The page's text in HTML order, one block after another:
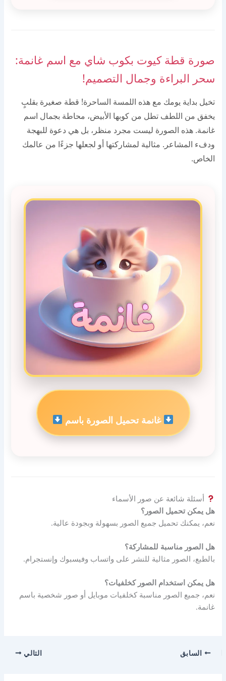
صورة قطة كيوت بكوب شاي مع اسم غانمة:
سحر البراءة وجمال التصميم!
تخيل بداية يومك مع هذه اللمسة الساحرة! قطة صغيرة بقلبٍ
يخفق من اللطف تطل من كوبها الأبيض، محاطة بجمال اسم
غانمة. هذه الصورة ليست مجرد منظر، بل هي دعوة للبهجة
ودفء المشاعر. مثالية لمشاركتها أو لجعلها جزءًا من عالمك
الخاص.
غانمة تحميل الصورة باسم
أسئلة شائعة عن صور الأسماء
هل يمكن تحميل الصور؟
نعم، يمكنك تحميل جميع الصور بسهولة وبجودة عالية.
هل الصور مناسبة للمشاركة؟
بالطبع، الصور مثالية للنشر على واتساب وفيسبوك وإنستجرام.
هل يمكن استخدام الصور كخلفيات؟
نعم، جميع الصور مناسبة كخلفيات موبايل أو صور شخصية باسم
غانمة.
السابق التالي